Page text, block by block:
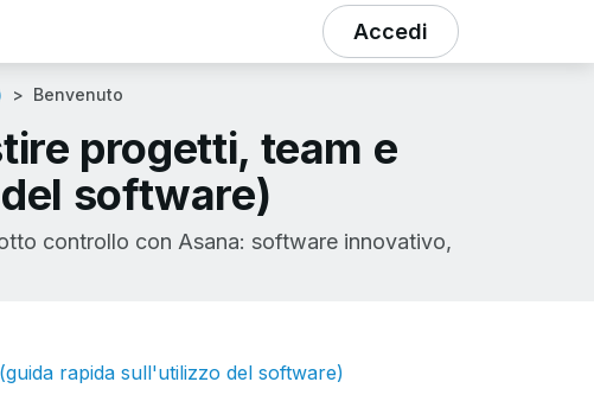
Accedi
Benvenuto
progetti, team e
software)
controllo con Asana: software innovativo,
rapida sull'utilizzo del software)